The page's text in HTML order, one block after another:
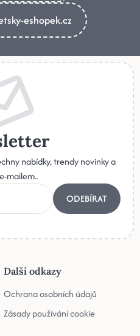
eshopek.cz
nabídky, trendy novinky a
mailem..
ODEBÍRAT
Další odkazy
Ochrana osobních údajů
Zásady používání cookie